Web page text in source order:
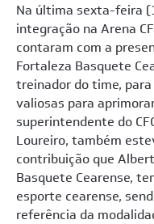
Na última sexta-feira
integração na Arena
contaram com a
Fortaleza Basquete
treinador do time,
valiosas para
superintendente do
Loureiro, também
contribuição que
Basquete Cearense,
esporte cearense,
referência da